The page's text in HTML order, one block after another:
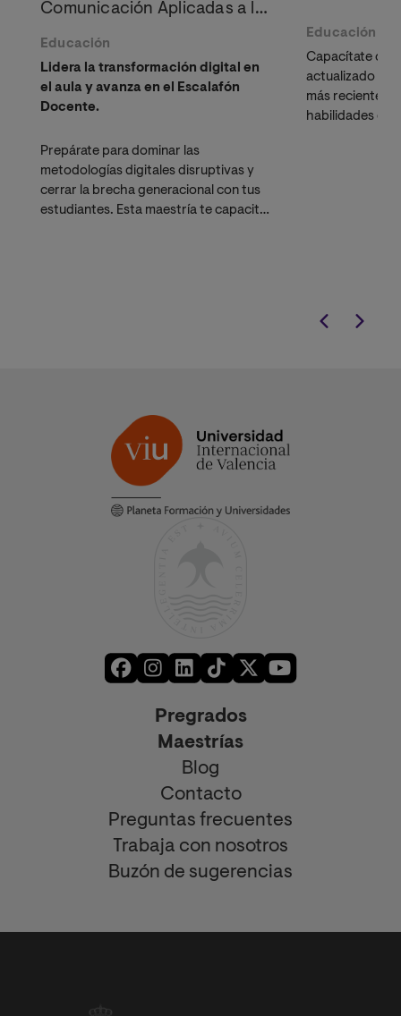
Comunicación Aplicadas a la
Educación
Educación
Lidera la transformación digital en
el aula y avanza en el Escalafón
Docente.
Prepárate para dominar las
metodologías digitales disruptivas y
cerrar la brecha generacional con tus
estudiantes. Esta maestría te capacita
Educación
Capacítate con
actualizado
más recientes
habilidades de
Pregrados
Maestrías
Blog
Contacto
Preguntas frecuentes
Trabaja con nosotros
Buzón de sugerencias